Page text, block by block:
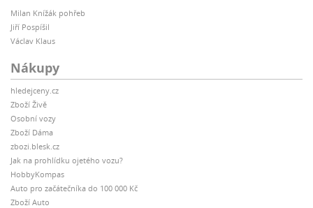
Milan Knížák pohřeb
Jiří Pospíšil
Václav Klaus
Nákupy
hledejceny.cz
Zboží Živě
Osobní vozy
Zboží Dáma
zbozi.blesk.cz
Jak na prohlídku ojetého vozu?
HobbyKompas
Auto pro začátečníka do 100 000 Kč
Zboží Auto